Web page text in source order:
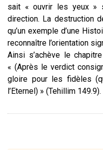
sait « ouvrir les yeux »
direction. La destruction
qu’un exemple d’une
reconnaître l’orientation
Ainsi s’achève le
« (Après le verdict
gloire pour les fidèles
l’Eternel) » (Tehillim 149.9).